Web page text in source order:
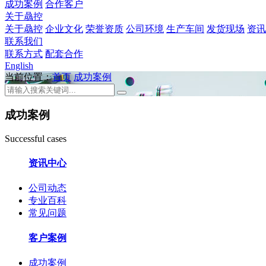
成功案例 合作客户
关于骉控
关于骉控 企业文化 荣誉资质 公司环境 生产车间 发货现场 资
联系我们
联系方式 配套合作
English
当前位置：首页 成功案例
成功案例
Successful cases
资讯中心
公司动态
专业百科
常见问题
客户案例
成功案例